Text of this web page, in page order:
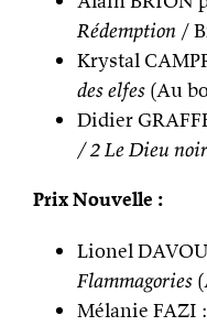
Rédemption /
Krystal
des elfes (Au
Didier
/ 2 Le Dieu noir
Prix Nouvelle :
Lionel
Flammagories
Mélanie FAZI :